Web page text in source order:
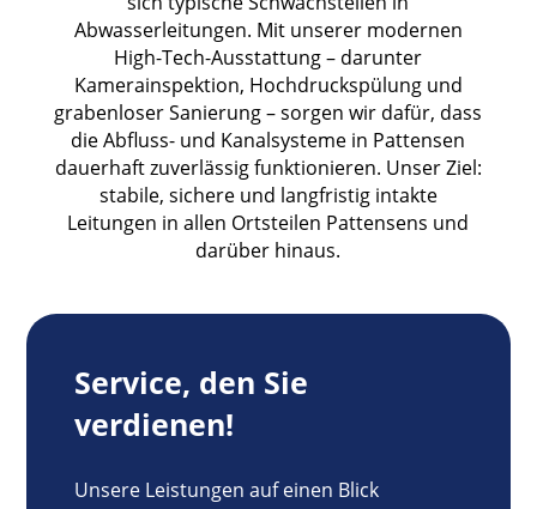
Abwasserleitungen. Mit unserer modernen
High-Tech-Ausstattung – darunter
Kamerainspektion, Hochdruckspülung und
grabenloser Sanierung – sorgen wir dafür, dass
die Abfluss- und Kanalsysteme in Pattensen
dauerhaft zuverlässig funktionieren. Unser Ziel:
stabile, sichere und langfristig intakte
Leitungen in allen Ortsteilen Pattensens und
darüber hinaus.
Service, den Sie
verdienen!
Unsere Leistungen auf einen Blick